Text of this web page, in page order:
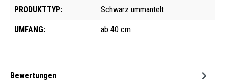
PRODUKTTYP: Schwarz ummantelt
UMFANG: ab 40 cm
Bewertungen